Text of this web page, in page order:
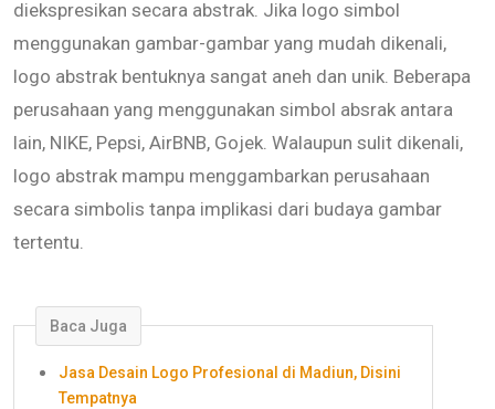
diekspresikan secara abstrak. Jika logo simbol
menggunakan gambar-gambar yang mudah dikenali,
logo abstrak bentuknya sangat aneh dan unik. Beberapa
perusahaan yang menggunakan simbol absrak antara
lain, NIKE, Pepsi, AirBNB, Gojek. Walaupun sulit dikenali,
logo abstrak mampu menggambarkan perusahaan
secara simbolis tanpa implikasi dari budaya gambar
tertentu.
Baca Juga
Jasa Desain Logo Profesional di Madiun, Disini
Tempatnya